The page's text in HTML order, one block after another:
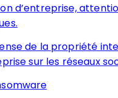
d’entreprise,
de la propriété
sur les réseaux